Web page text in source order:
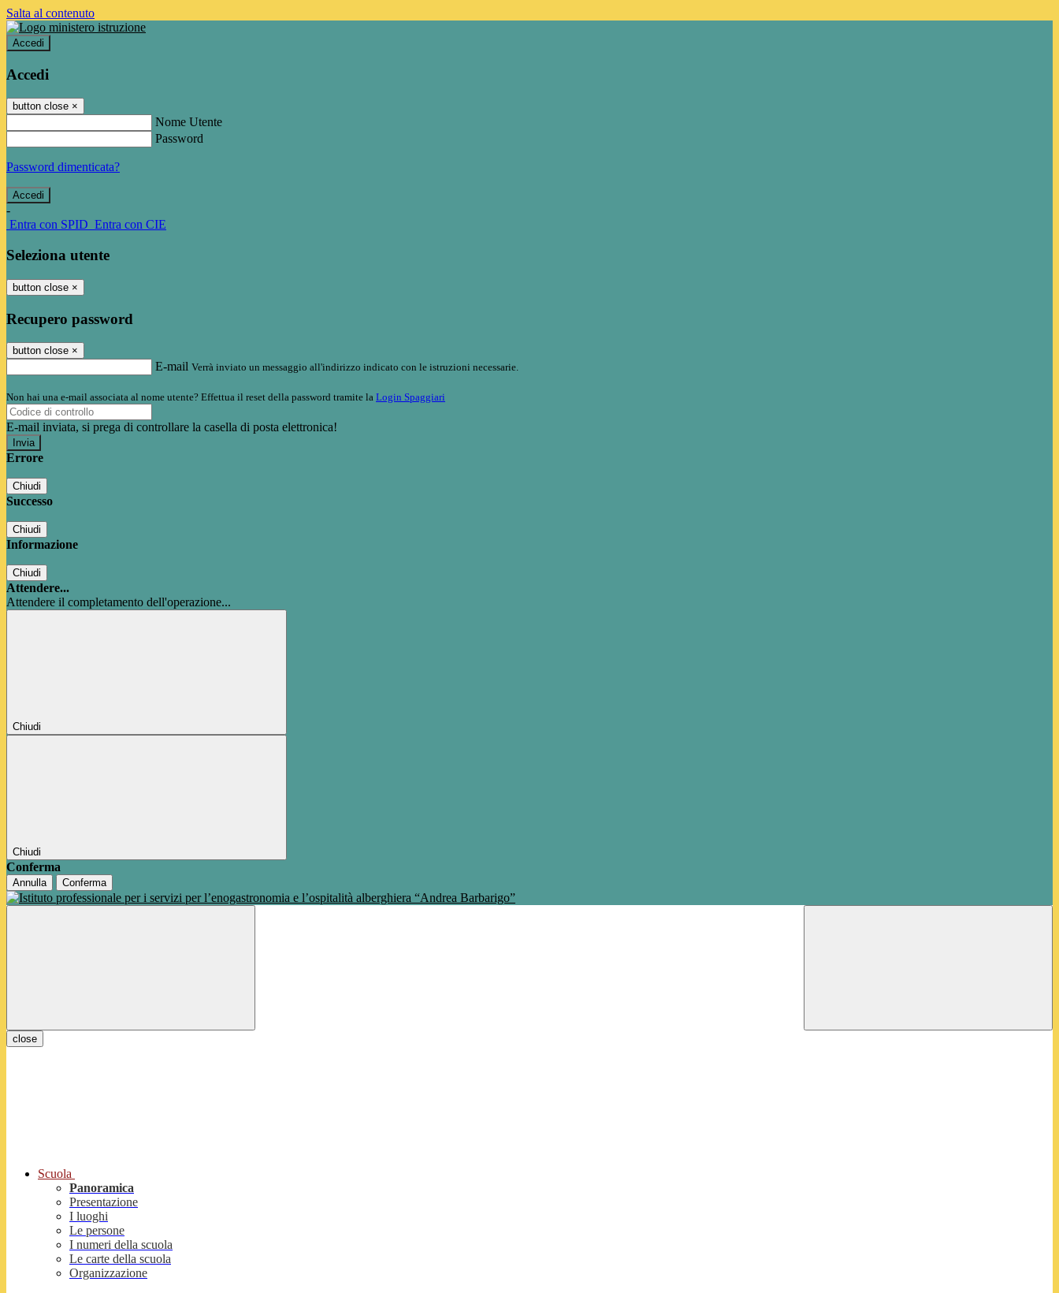
Salta al contenuto
Accedi
Accedi
button close ×
Nome Utente
Password
Password dimenticata?
-
Entra con SPID Entra con CIE
Seleziona utente
button close ×
Recupero password
button close ×
E-mail Verrà inviato un messaggio all'indirizzo indicato con le istruzioni necessarie.
Non hai una e-mail associata al nome utente? Effettua il reset della password tramite la Login Spaggiari
E-mail inviata, si prega di controllare la casella di posta elettronica!
Errore
Chiudi
Successo
Chiudi
Informazione
Chiudi
Attendere...
Attendere il completamento dell'operazione...
Chiudi
Chiudi
Conferma
Annulla Conferma
close
Scuola
Panoramica
Presentazione
I luoghi
Le persone
I numeri della scuola
Le carte della scuola
Organizzazione